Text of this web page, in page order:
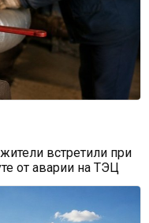
встретили при
от аварии на ТЭЦ